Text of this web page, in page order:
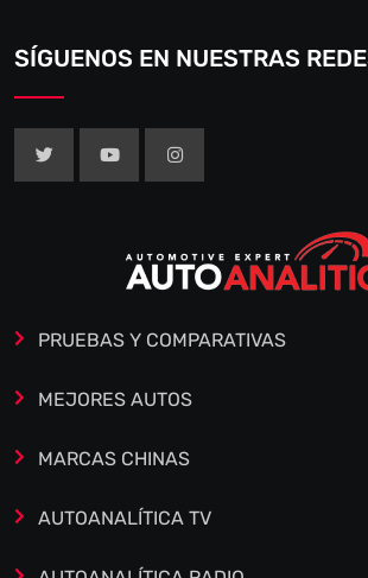
SÍGUENOS EN NUESTRAS
PRUEBAS Y COMPARATIVAS
MEJORES AUTOS
MARCAS CHINAS
AUTOANALÍTICA TV